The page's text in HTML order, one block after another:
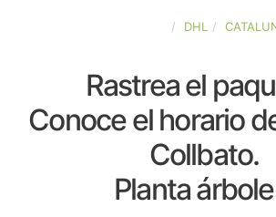
DHL
Rastrea el
Conoce el horario
Collbato.
Planta